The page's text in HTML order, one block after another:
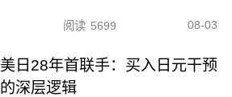
阅读 5699 08-03
美日28年首联手：买入日元干预
的深层逻辑